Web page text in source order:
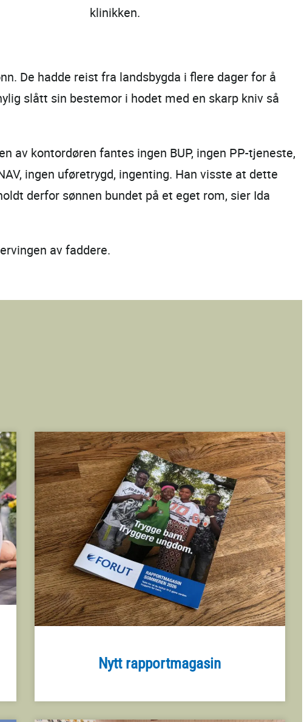
klinikken.
De hadde reist fra landsbygda i flere dager for å
slått sin bestemor i hodet med en skarp kniv så
av kontordøren fantes ingen BUP, ingen PP-tjeneste,
ingen uføretrygd, ingenting. Han visste at dette
derfor sønnen bundet på et eget rom, sier Ida
av faddere.
Nytt rapportmagasin